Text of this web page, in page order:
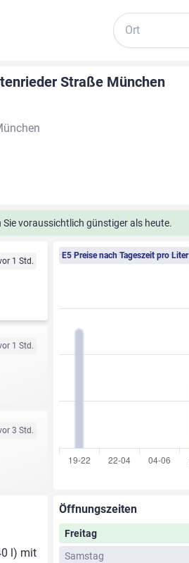
Suche
Straße München
voraussichtlich günstiger als heute.
1 Std.
1 Std.
3 Std.
E5 Preise nach Tageszeit pro Liter
l) mit
Öffnungszeiten
Freitag
Samstag